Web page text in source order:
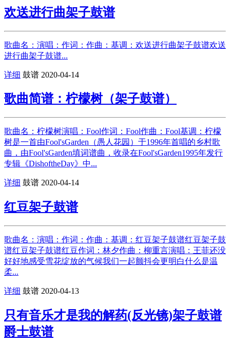
欢送进行曲架子鼓谱
歌曲名：演唱：作词：作曲：基调：欢送进行曲架子鼓谱欢送
进行曲架子鼓谱...
详细 鼓谱 2020-04-14
歌曲简谱：柠檬树（架子鼓谱）
歌曲名：柠檬树演唱：Fool作词：Fool作曲：Fool基调：柠檬
树是一首由Fool'sGarden（愚人花园）于1996年首唱的乡村歌
曲，由Fool'sGarden填词谱曲，收录在Fool'sGarden1995年发行
专辑《DishoftheDay》中...
详细 鼓谱 2020-04-14
红豆架子鼓谱
歌曲名：演唱：作词：作曲：基调：红豆架子鼓谱红豆架子鼓
谱红豆架子鼓谱红豆作词：林夕作曲：柳重言演唱：王菲还没
好好地感受雪花绽放的气候我们一起颤抖会更明白什么是温
柔...
详细 鼓谱 2020-04-13
只有音乐才是我的解药(反光镜)架子鼓谱
爵士鼓谱